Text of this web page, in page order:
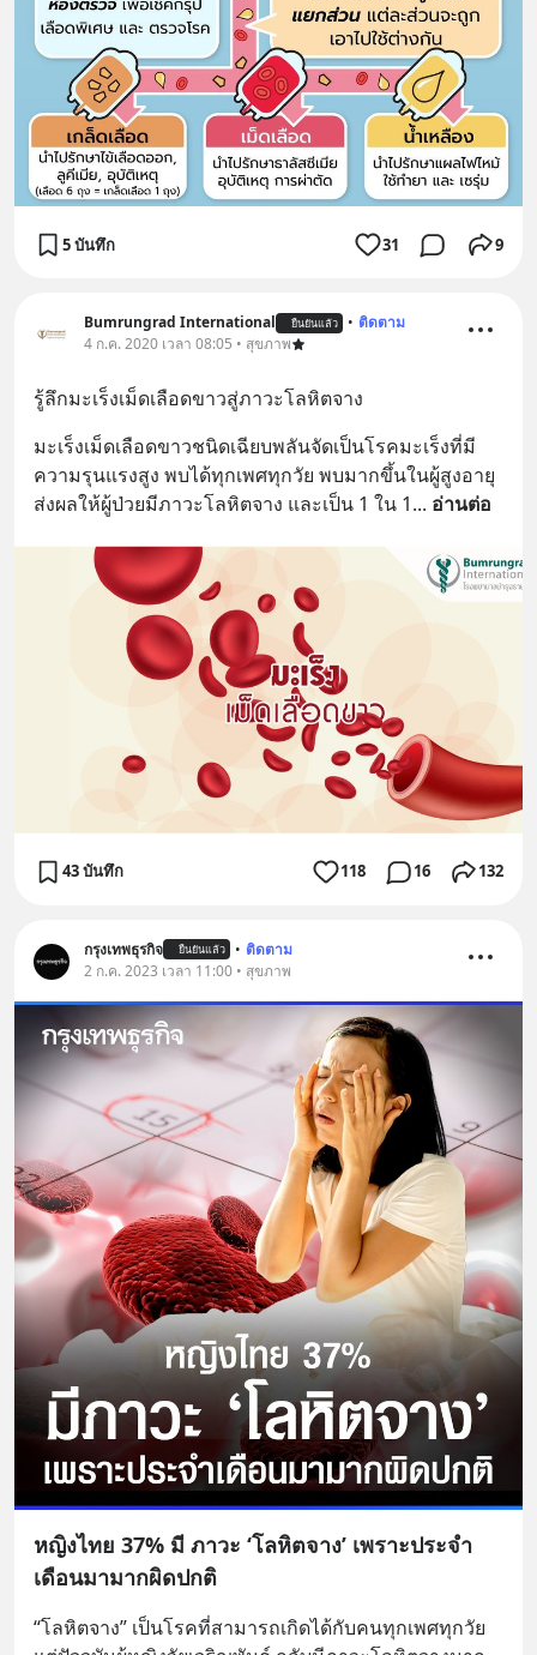
5 บันทึก 31 9
Bumrungrad International ยืนยันแล้ว • ติดตาม
4 ก.ค. 2020 เวลา 08:05 • สุขภาพ
รู้ลึกมะเร็งเม็ดเลือดขาวสู่ภาวะโลหิตจาง
มะเร็งเม็ดเลือดขาวชนิดเฉียบพลันจัดเป็นโรคมะเร็งที่มี
ความรุนแรงสูง พบได้ทุกเพศทุกวัย พบมากขึ้นในผู้สูงอายุ
ส่งผลให้ผู้ป่วยมีภาวะโลหิตจาง และเป็น 1 ใน 1... อ่านต่อ
43 บันทึก 118 16 132
กรุงเทพธุรกิจ ยืนยันแล้ว • ติดตาม
2 ก.ค. 2023 เวลา 11:00 • สุขภาพ
หญิงไทย 37% มี ภาวะ ‘โลหิตจาง’ เพราะประจำ
เดือนมามากผิดปกติ
“โลหิตจาง” เป็นโรคที่สามารถเกิดได้กับคนทุกเพศทุกวัย